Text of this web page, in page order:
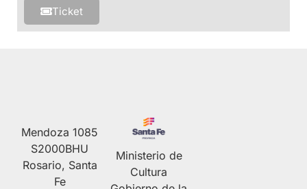
Ticket
Mendoza 1085
S2000BHU
Rosario, Santa
Fe
Ministerio de
Cultura